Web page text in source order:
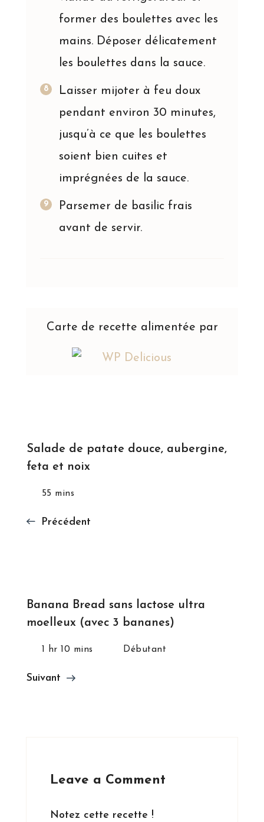
former des boulettes avec les
mains. Déposer délicatement
les boulettes dans la sauce.
Laisser mijoter à feu doux
pendant environ 30 minutes,
jusqu’à ce que les boulettes
soient bien cuites et
imprégnées de la sauce.
Parsemer de basilic frais
avant de servir.
Carte de recette alimentée par
Salade de patate douce, aubergine,
feta et noix
55 mins
Précédent
Banana Bread sans lactose ultra
moelleux (avec 3 bananes)
1 hr 10 mins Débutant
Suivant
Leave a Comment
Notez cette recette !